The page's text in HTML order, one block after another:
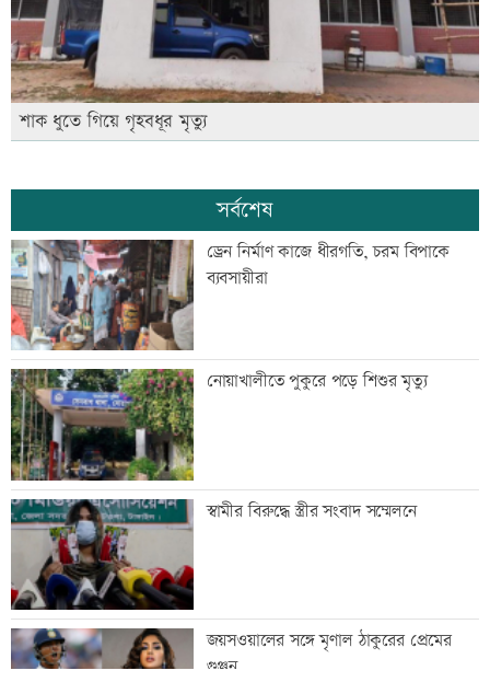
শাক ধুতে গিয়ে গৃহবধূর মৃত্যু
সর্বশেষ
ড্রেন নির্মাণ কাজে ধীরগতি, চরম বিপাকে
ব্যবসায়ীরা
নোয়াখালীতে পুকুরে পড়ে শিশুর মৃত্যু
স্বামীর বিরুদ্ধে স্ত্রীর সংবাদ সম্মেলনে
জয়সওয়ালের সঙ্গে মৃণাল ঠাকুরের প্রেমের
গুঞ্জন